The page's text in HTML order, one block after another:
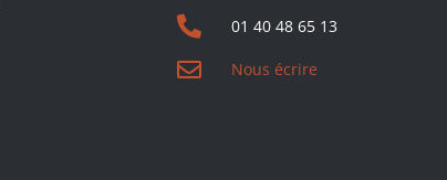
01 40 48 65 13
Nous écrire